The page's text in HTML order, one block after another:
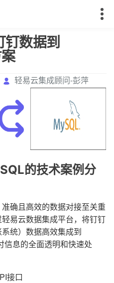
钉数据到
轻易云集成顾问-彭萍
的技术案例分
确且高效的数据对接至关重
易云数据集成平台，将钉钉
统）数据高效集成到
信息的全面透明和快速处
接口